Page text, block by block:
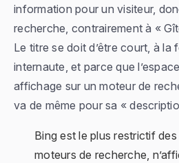
information pour un visiteur,
recherche, contrairement à «
Le titre se doit d’être court, à la
internaute, et parce que
affichage sur un moteur de
va de même pour sa «
Bing est le plus restrictif
moteurs de recherche,